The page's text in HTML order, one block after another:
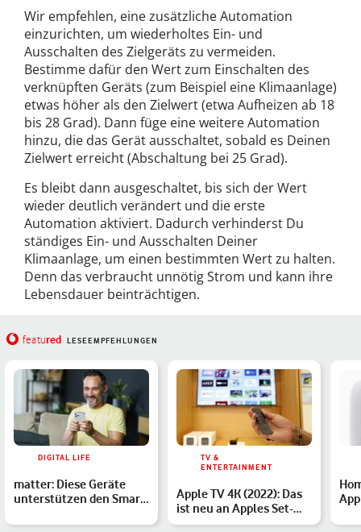
Wir empfehlen, eine zusätzliche Automation
einzurichten, um wiederholtes Ein- und
Ausschalten des Zielgeräts zu vermeiden.
Bestimme dafür den Wert zum Einschalten des
verknüpften Geräts (zum Beispiel eine Klimaanlage)
etwas höher als den Zielwert (etwa Aufheizen ab 18
bis 28 Grad). Dann füge eine weitere Automation
hinzu, die das Gerät ausschaltet, sobald es Deinen
Zielwert erreicht (Abschaltung bei 25 Grad).
Es bleibt dann ausgeschaltet, bis sich der Wert
wieder deutlich verändert und die erste
Automation aktiviert. Dadurch verhinderst Du
ständiges Ein- und Ausschalten Deiner
Klimaanlage, um einen bestimmten Wert zu halten.
Denn das verbraucht unnötig Strom und kann ihre
Lebensdauer beinträchtigen.
featured LESEEMPFEHLUNGEN
DIGITAL LIFE
matter: Diese Geräte
unterstützen den Smart-
TV &
ENTERTAINMENT
Apple TV 4K (2022): Das
ist neu an Apples Set-
Top-Box